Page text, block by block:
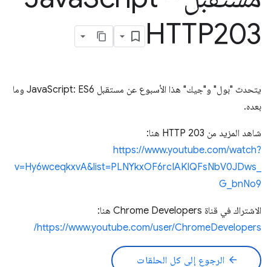
HTTP203
يتحدث "بول" و"جيك" هذا الأسبوع عن مستقبل JavaScript: ES6 وما
بعده.
شاهد المزيد من HTTP 203 هنا:
https://www.youtube.com/watch?
v=Hy6wceqkxvA&list=PLNYkxOF6rcIAKIQFsNbV0JDws_
G_bnNo9
الاشتراك في قناة Chrome Developers هنا:
https://www.youtube.com/user/ChromeDevelopers/
arrow_back الرجوع إلى كل الحلقات